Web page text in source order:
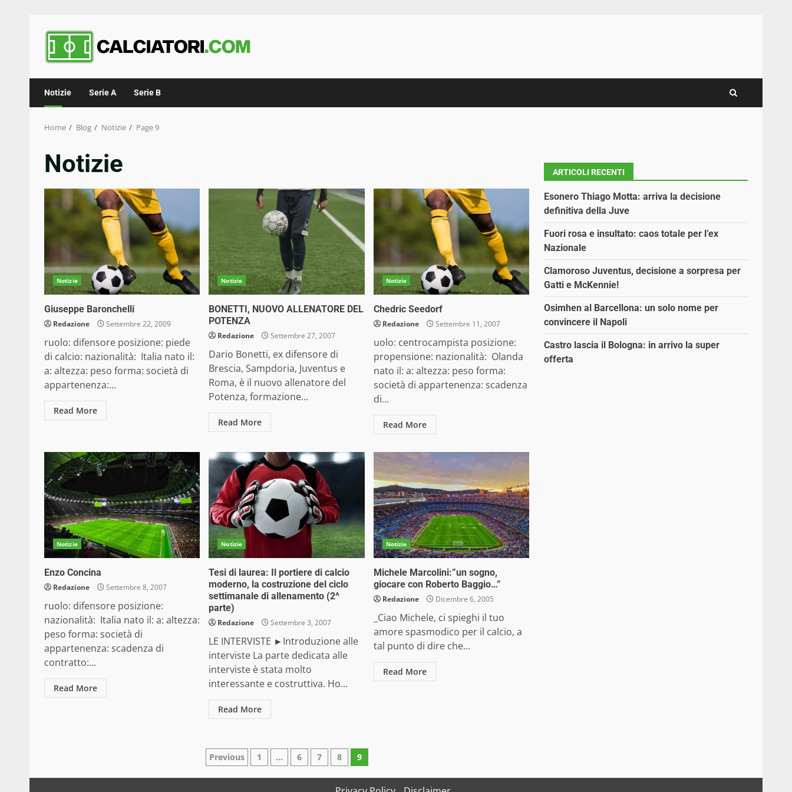
content
Notizie Serie A Serie B
Home Blog Notizie Page 9
Notizie
Notizie
Giuseppe Baronchelli
Redazione Settembre 22, 2009
ruolo: difensore posizione: piede
di calcio: nazionalità: Italia nato il:
a: altezza: peso forma: società di
appartenenza:...
Read More
Notizie
BONETTI, NUOVO ALLENATORE DEL
POTENZA
Redazione Settembre 27, 2007
Dario Bonetti, ex difensore di
Brescia, Sampdoria, Juventus e
Roma, è il nuovo allenatore del
Potenza, formazione...
Read More
Notizie
Chedric Seedorf
Redazione Settembre 11, 2007
uolo: centrocampista posizione:
propensione: nazionalità: Olanda
nato il: a: altezza: peso forma:
società di appartenenza: scadenza
di...
Read More
Notizie
Enzo Concina
Redazione Settembre 8, 2007
ruolo: difensore posizione:
nazionalità: Italia nato il: a: altezza:
peso forma: società di
appartenenza: scadenza di
contratto:...
Read More
Notizie
Tesi di laurea: Il portiere di calcio
moderno, la costruzione del ciclo
settimanale di allenamento (2^
parte)
Redazione Settembre 3, 2007
LE INTERVISTE ►Introduzione alle
interviste La parte dedicata alle
interviste è stata molto
interessante e costruttiva. Ho...
Read More
Notizie
Michele Marcolini:”un sogno,
giocare con Roberto Baggio…”
Redazione Dicembre 6, 2005
_Ciao Michele, ci spieghi il tuo
amore spasmodico per il calcio, a
tal punto di dire che...
Read More
Paginazione
degli
Previous 1 … 6 7 8 9
ARTICOLI RECENTI
Esonero Thiago Motta: arriva la decisione
definitiva della Juve
Fuori rosa e insultato: caos totale per l’ex
Nazionale
Clamoroso Juventus, decisione a sorpresa per
Gatti e McKennie!
Osimhen al Barcellona: un solo nome per
convincere il Napoli
Castro lascia il Bologna: in arrivo la super
offerta